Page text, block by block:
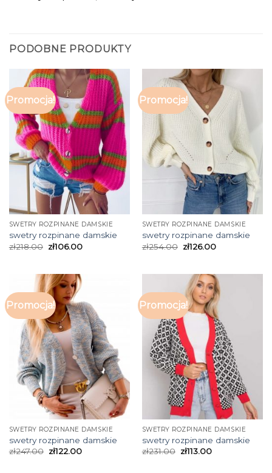
PODOBNE PRODUKTY
Promocja!
SWETRY ROZPINANE DAMSKIE
swetry rozpinane damskie
zł218.00 zł106.00
Promocja!
SWETRY ROZPINANE DAMSKIE
swetry rozpinane damskie
zł254.00 zł126.00
Promocja!
SWETRY ROZPINANE DAMSKIE
swetry rozpinane damskie
zł247.00 zł122.00
Promocja!
SWETRY ROZPINANE DAMSKIE
swetry rozpinane damskie
zł231.00 zł113.00